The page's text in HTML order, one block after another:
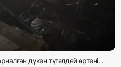
дүкен түгелдей өртені...